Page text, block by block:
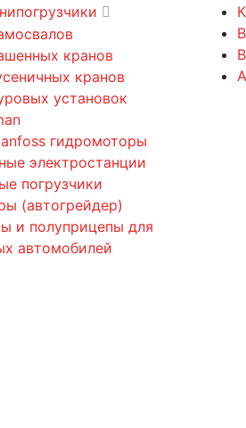
кранов
кранов
установок
гидромоторы
электростанции
погрузчики
(автогрейдер)
и полуприцепы для
автомобилей